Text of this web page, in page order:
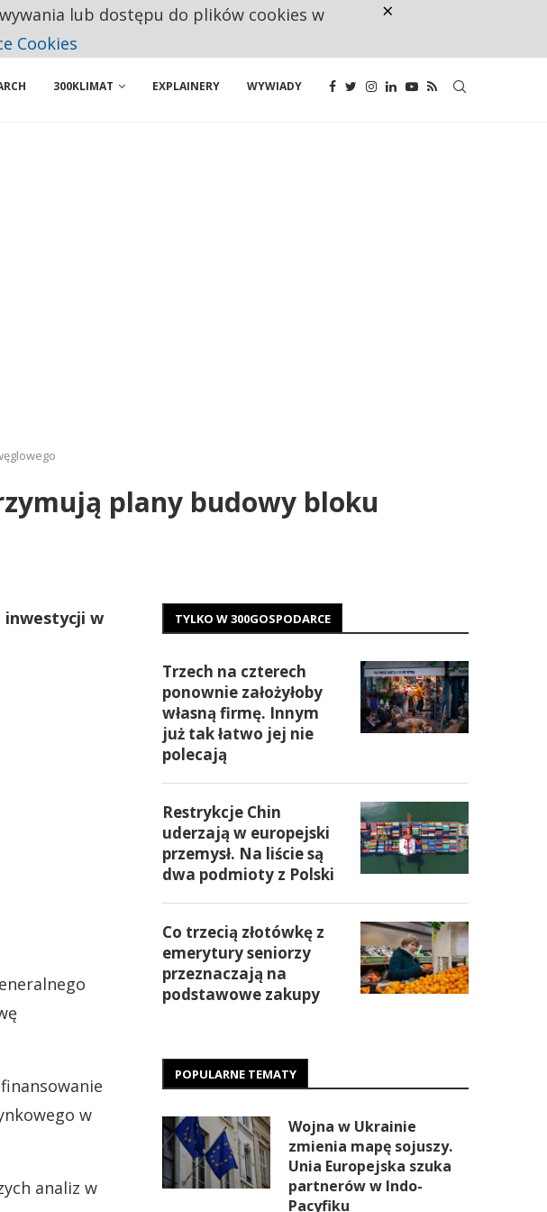
300KLIMAT EXPLAINERY WYWIADY
plany budowy bloku
inwestycji w
w
analiz w
TYLKO W 300GOSPODARCE
Trzech na czterech
ponownie założyłoby
własną firmę. Innym
już tak łatwo jej nie
polecają
Restrykcje Chin
uderzają w europejski
przemysł. Na liście są
dwa podmioty z Polski
Co trzecią złotówkę z
emerytury seniorzy
przeznaczają na
podstawowe zakupy
POPULARNE TEMATY
Wojna w Ukrainie
zmienia mapę sojuszy.
Unia Europejska szuka
partnerów w Indo-
Pacyfiku
lub dostępu do plików cookies w
Cookies
×